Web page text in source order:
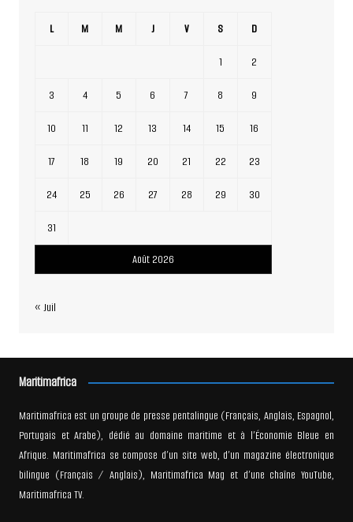
Août 2026
L M M J V S D
1 2
3 4 5 6 7 8 9
10 11 12 13 14 15 16
17 18 19 20 21 22 23
24 25 26 27 28 29 30
31
« Juil
Maritimafrica
Maritimafrica est un groupe de presse pentalingue (Français, Anglais, Espagnol,
Portugais et Arabe), dédié au domaine maritime et à l’Économie Bleue en
Afrique. Maritimafrica se compose d’un site web, d’un magazine électronique
bilingue (Français / Anglais), Maritimafrica Mag et d’une chaîne YouTube,
Maritimafrica TV.